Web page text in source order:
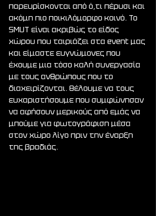
παρευρίσκονται από ό,τι πέρυσι και
ακόμη πιο ποικιλόμορφο κοινό. Το
SMUT είναι ακριβώς το είδος
χώρου που ταιριάζει στα event μας
και είμαστε ευγνώμονες που
έχουμε μια τόσο καλή συνεργασία
με τους ανθρώπους που το
διαχειρίζονται. Θέλουμε να τους
ευχαριστήσουμε που συμφώνησαν
να αφήσουν μερικούς από εμάς να
μπούμε για φωτογράφιση μέσα
στον χώρο λίγο πριν την έναρξη
της βραδιάς.